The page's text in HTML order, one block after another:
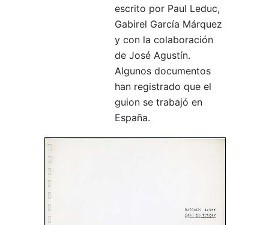
escrito por Paul Leduc,
Gabirel García Márquez
y con la colaboración
de José Agustín.
Algunos documentos
han registrado que el
guion se trabajó en
España.